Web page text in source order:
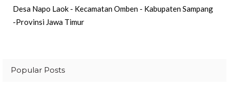
Desa Napo Laok - Kecamatan Omben - Kabupaten Sampang
-Provinsi Jawa Timur
Popular Posts